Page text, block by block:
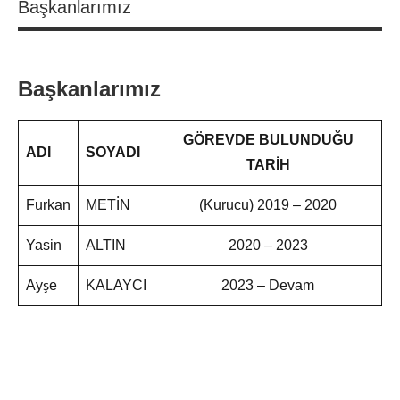
Başkanlarımız
Başkanlarımız
ADI SOYADI
GÖREVDE BULUNDUĞU
TARİH
Furkan METİN (Kurucu) 2019 – 2020
Yasin ALTIN 2020 – 2023
Ayşe KALAYCI 2023 – Devam